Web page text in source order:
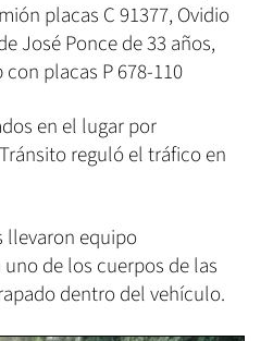
placas C 91377, Ovidio
José Ponce de 33 años,
placas P 678-110
en el lugar por
reguló el tráfico en
llevaron equipo
de los cuerpos de las
dentro del vehículo.